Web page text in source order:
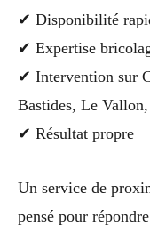
✔ Disponibilité
✔ Expertise
✔ Intervention sur
Bastides, Le
✔ Résultat propre
Un service de
pensé pour